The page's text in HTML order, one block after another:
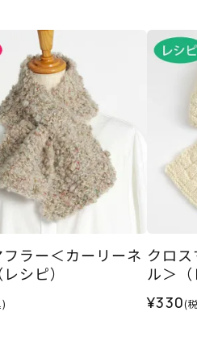
ラー＜カーリーネ
シピ）
クロ
ル＞（
¥330(